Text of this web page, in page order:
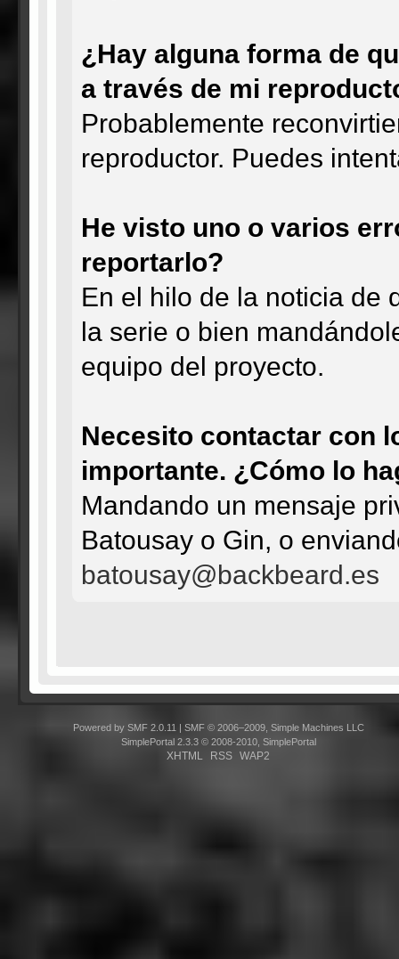
¿Hay alguna forma de
a través de mi
Probablemente
reproductor. Puedes
He visto uno o varios
reportarlo?
En el hilo de la noticia de
la serie o bien
equipo del proyecto.
Necesito contactar con
importante. ¿Cómo lo
Mandando un mensaje
Batousay o Gin, o
batousay@backbeard.es
Powered by SMF 2.0.11
SMF © 2006–2009, Simple Machines LLC
SimplePortal 2.3.3 © 2008-2010, SimplePortal
XHTML RSS WAP2